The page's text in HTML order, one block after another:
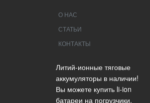
О НАС
СТАТЬИ
КОНТАКТЫ
Литий-ионные тяговые
аккумуляторы в наличии!
Вы можете купить li-ion
батареи на погрузчики.